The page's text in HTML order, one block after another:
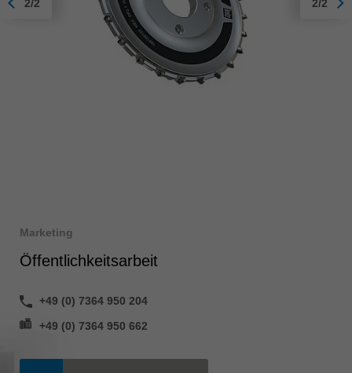
2/2 2/2
Marketing
Öffentlichkeitsarbeit
+49 (0) 7364 950 204
+49 (0) 7364 950 662